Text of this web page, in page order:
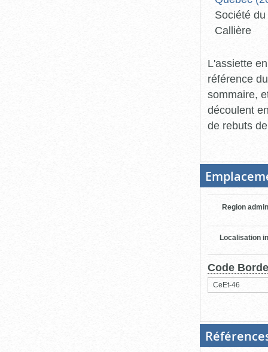
Société
Callière
L'assiette
référence
sommaire,
découlent
de rebuts
Region
Localisation
Code
CeEt-46